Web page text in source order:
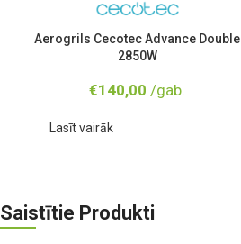
Aerogrils Cecotec Advance Double
2850W
€140,00 /gab.
Lasīt vairāk
Saistītie Produkti